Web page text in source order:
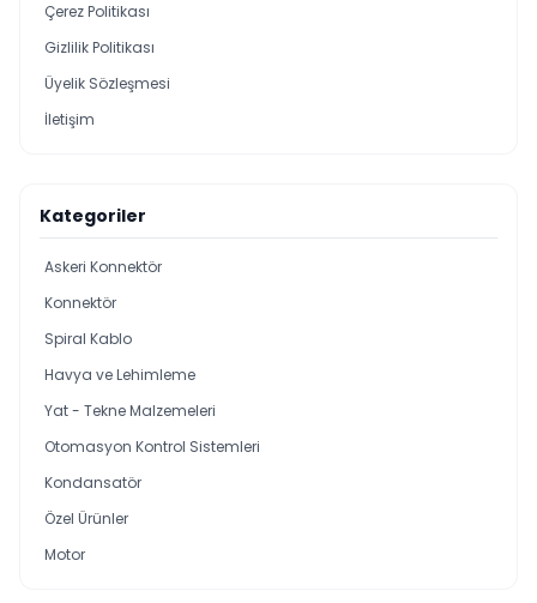
Çerez Politikası
Gizlilik Politikası
Üyelik Sözleşmesi
İletişim
Kategoriler
Askeri Konnektör
Konnektör
Spiral Kablo
Havya ve Lehimleme
Yat - Tekne Malzemeleri
Otomasyon Kontrol Sistemleri
Kondansatör
Özel Ürünler
Motor